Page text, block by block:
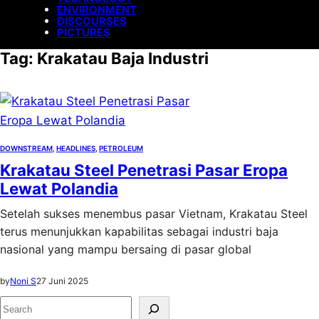
ENVIRONMENT
DISCOURSES
PICTURES
Tag: Krakatau Baja Industri
DOWNSTREAM HEADLINES PETROLEUM
Krakatau Steel Penetrasi Pasar Eropa
Lewat Polandia
Setelah sukses menembus pasar Vietnam, Krakatau Steel
terus menunjukkan kapabilitas sebagai industri baja
nasional yang mampu bersaing di pasar global
byNoni S27 Juni 2025
S